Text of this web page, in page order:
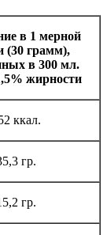
в 1 мерной
(30 грамм),
в 300 мл.
жирности
ккал.
гр.
гр.